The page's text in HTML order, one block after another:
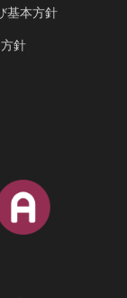
基本方針
針